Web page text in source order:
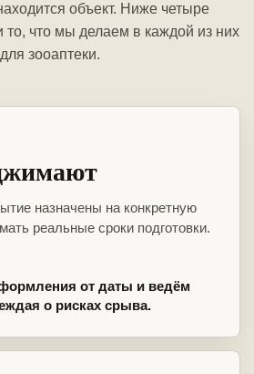
объект. Ниже четыре
то, что мы делаем в каждой из них
для зооаптеки.
назначены на конкретную
реальные сроки подготовки.
от даты и ведём
о рисках срыва.